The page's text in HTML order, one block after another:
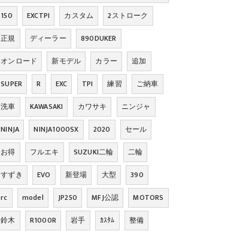
150
EXCTPI カスタム
2ストローク
正規
ディーラー
890DUKER
オンロード
新モデル カラー
追加
SUPER
R EXC TPI 練習
ご納車
洗車
KAWASAKI カワサキ
ニンジャ
NINJA
NINJA1000SX 2020
セール
お得
フルエキ SUZUKI二輪
二輪
すずき
EVO 新登場 大型
390
rc
model JP250 MFJ公認
MOTORS
鈴木
R1000R 岩手 ｶｽﾀﾑ
整備